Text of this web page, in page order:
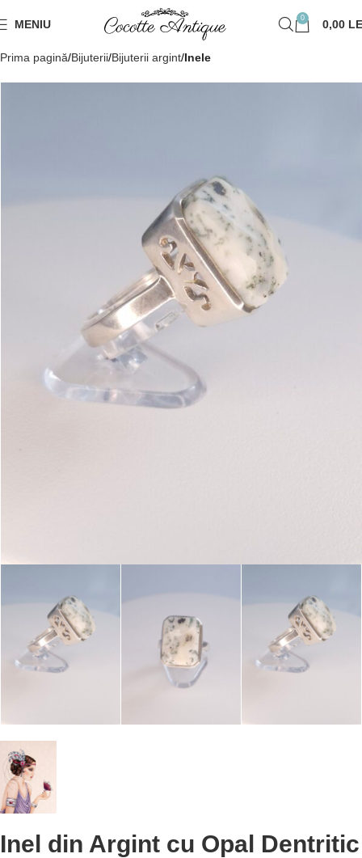
MENIU 0 0,00
Prima pagină Bijuterii Bijuterii argint Inele
Inel din Argint cu Opal Dentritic